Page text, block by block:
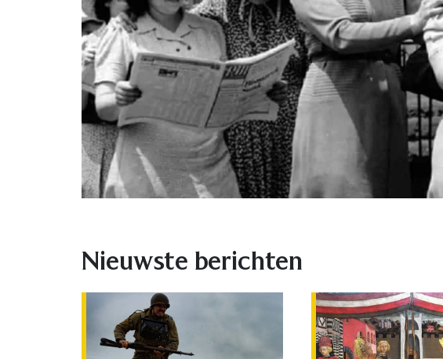
Nieuwste berichten